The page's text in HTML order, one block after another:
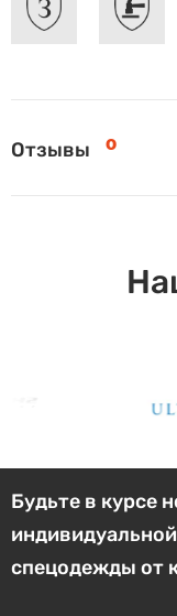
Отзывы 0
Будьте в курсе
спецодежды от